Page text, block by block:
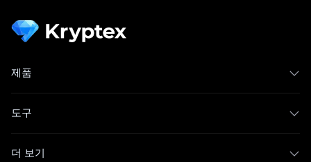
제품
도구
더 보기